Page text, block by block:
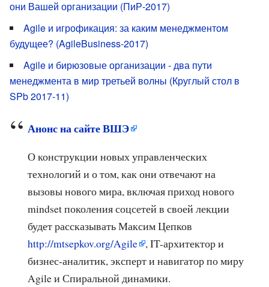
они Вашей организации (ПиР-2017)
Agile и игрофикация: за каким менеджментом
будущее? (AgileBusiness-2017)
Agile и бирюзовые организации - два пути
менеджмента в мир третьей волны (Круглый стол в
SPb 2017-11)
Анонс на сайте ВШЭ
О конструкции новых управленческих
технологий и о том, как они отвечают на
вызовы нового мира, включая приход нового
mindset поколения соцсетей в своей лекции
будет рассказывать Максим Цепков
http://mtsepkov.org/Agile , IT-архитектор и
бизнес-аналитик, эксперт и навигатор по миру
Agile и Спиральной динамики.